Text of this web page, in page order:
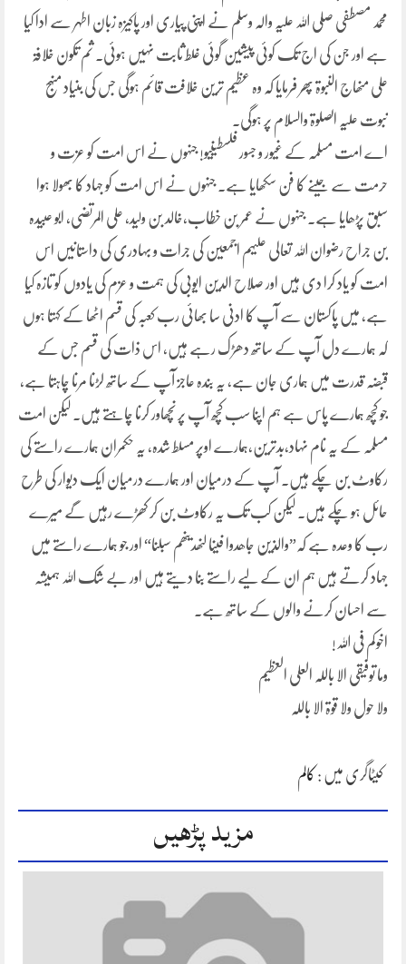
محمد مصطفی صلی اللہ علیہ والہ وسلم نے اپنی پیاری اور پاکیزہ زبان اطہر سے ادا کیا
ہے اور جن کی اج تک کوئی پیشین گوئی غلط ثابت نہیں ہوئی۔ ثم تکون خلافۃ
علی منھاج النبوۃ پھر فرمایا کہ وہ عظیم ترین خلافت قائم ہوگی جس کی بنیاد منہج
نبوت علیہ الصلوۃ والسلام پر ہوگی۔
اے امت مسلمہ کے غیور و جسور فلسطینیو! جنہوں نے اس امت کو عزت و
حرمت سے جینے کا فن سکھایا ہے۔ جنہوں نے اس امت کو جہاد کا بھولا ہوا
سبق پڑھایا ہے۔ جنہوں نے عمر بن خطاب،خالد بن ولید، علی المرتضی، ابو عبیدہ
بن جراح رضوان اللہ تعالی علیہم اجمعین کی جرات و بہادری کی داستانیں اس
امت کو یاد کرا دی ہیں اور صلاح الدین ایوبی کی ہمت و عزم کی یادوں کو تازہ کیا
ہے، میں پاکستان سے آپ کا ادنی سا بھائی رب کعبہ کی قسم اٹھا کے کہتا ہوں
کہ ہمارے دل آپ کے ساتھ دھڑک رہے ہیں، اس ذات کی قسم جس کے
قبضہ قدرت میں ہماری جان ہے، یہ بندہ عاجز آپ کے ساتھ لڑنا مرنا چاہتا ہے،
جو کچھ ہمارے پاس ہے ہم اپنا سب کچھ آپ پر نچھاور کرنا چاہتے ہیں۔ لیکن امت
مسلمہ کے یہ نام نہاد،بدترین،ہمارے اوپر مسلط شدہ، یہ حکمران ہمارے راستے کی
رکاوٹ بن چکے ہیں۔ آپ کے درمیان اور ہمارے درمیان ایک دیوار کی طرح
حائل ہو چکے ہیں۔ لیکن کب تک یہ رکاوٹ بن کر کھڑے رہیں گے میرے
رب کا وعدہ ہے کہ”والذین جاھدوا فینا لنھدینھم سبلنا“ اور جو ہمارے راستے میں
جہاد کرتے ہیں ہم ان کے لیے راستے بنا دیتے ہیں اور بے شک اللہ ہمیشہ
سے احسان کرنے والوں کے ساتھ ہے۔
اخوکم فی اللہ!
وما توفیقی الا باللہ العلی العظیم
ولا حول ولا قوۃ الا باللہ
کیٹاگری میں : کالم
مزید پڑھیں